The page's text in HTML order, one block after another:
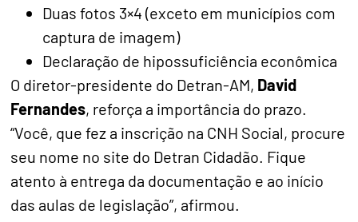
Duas fotos 3×4 (exceto em municípios com
captura de imagem)
Declaração de hipossuficiência econômica
O diretor-presidente do Detran-AM, David
Fernandes, reforça a importância do prazo.
“Você, que fez a inscrição na CNH Social, procure
seu nome no site do Detran Cidadão. Fique
atento à entrega da documentação e ao início
das aulas de legislação”, afirmou.